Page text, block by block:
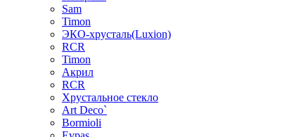
Sam
Timon
ЭКО-хрусталь(Luxion)
RCR
Timon
Акрил
RCR
Хрустальное стекло
Art Deco`
Bormioli